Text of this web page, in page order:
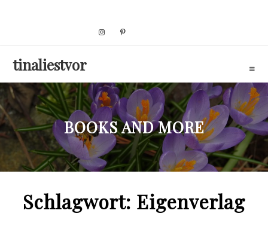
tinaliestvor
BOOKS AND MORE
Schlagwort: Eigenverlag